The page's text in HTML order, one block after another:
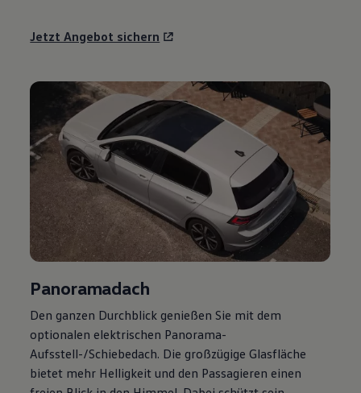
Jetzt Angebot sichern
Panoramadach
Den ganzen Durchblick genießen Sie mit dem
optionalen elektrischen Panorama-
Aufsstell-/Schiebedach. Die großzügige Glasfläche
bietet mehr Helligkeit und den Passagieren einen